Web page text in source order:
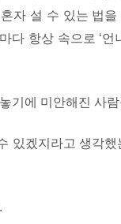
자 설 수 있는 법
항상 속으로 ‘언
기에 미안해진 사람
있겠지라고 생각